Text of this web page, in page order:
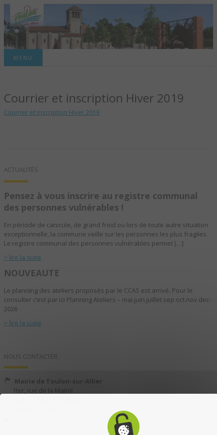
TOULON-SUR-
ALLIER – SITE
MENU
Courrier et inscription Hiver 2019
Courrier et inscription Hiver 2019
ACTUALITÉS
Pensez à vous inscrire au registre communal
des personnes vulnérables !
En période de canicule, de grand froid ou lors de toute autre situation
exceptionnelle, la commune veille sur les personnes les plus fragiles.
Le registre communal des personnes vulnérables permet […]
> lire la suite
NOUVEAUTE
Le planning des ateliers proposés par le CCAS est arrivé. Pour le
consulter c’est par ici Planning Ateliers – mai.juin.juillet.sep.oct.nov.dec-
2026
> lire la suite
NOUS CONTACTER
Mairie de Toulon-sur-Allier
1ter, rue de la Mairie